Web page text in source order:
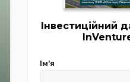
Інвестиційний
Імʼя